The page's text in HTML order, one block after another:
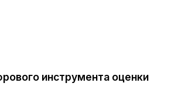
инструмента оценки